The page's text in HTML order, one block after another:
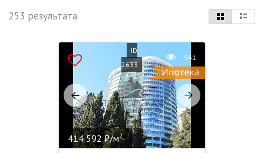
253 результата
ID
2633
941
414 592 ₽/м2